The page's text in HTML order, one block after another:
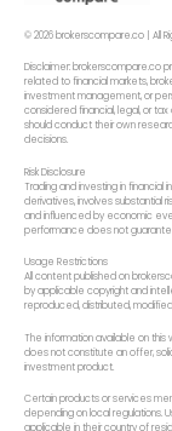
© 2026 brokerscompare.co | All
Disclaimer: brokerscompare.co
related to financial markets,
investment management, or
considered financial, legal, or tax
should conduct their own
decisions.
Risk Disclosure
Trading and investing in financial
derivatives, involves substantial
and influenced by economic
performance does not
Usage Restrictions
All content published on
by applicable copyright and
reproduced, distributed,
The information available on
does not constitute an offer,
investment product.
Certain products or services
depending on local regulations.
applicable in their country of